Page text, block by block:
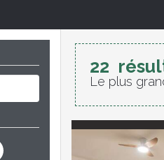
22
Le plus